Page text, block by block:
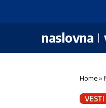
naslovna
Home»
VESTI